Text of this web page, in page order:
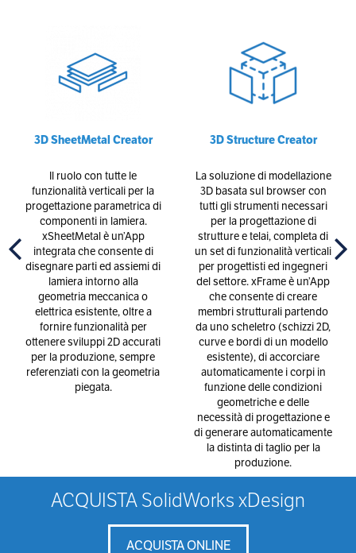
3D SheetMetal Creator
Il ruolo con tutte le
funzionalità verticali per la
progettazione parametrica di
componenti in lamiera.
xSheetMetal è un’App
integrata che consente di
disegnare parti ed assiemi di
lamiera intorno alla
geometria meccanica o
elettrica esistente, oltre a
fornire funzionalità per
ottenere sviluppi 2D accurati
per la produzione, sempre
referenziati con la geometria
piegata.
3D Structure Creator
La soluzione di modellazione
3D basata sul browser con
tutti gli strumenti necessari
per la progettazione di
strutture e telai, completa di
un set di funzionalità verticali
per progettisti ed ingegneri
del settore. xFrame è un’App
che consente di creare
membri strutturali partendo
da uno scheletro (schizzi 2D,
curve e bordi di un modello
esistente), di accorciare
automaticamente i corpi in
funzione delle condizioni
geometriche e delle
necessità di progettazione e
di generare automaticamente
la distinta di taglio per la
produzione.
ACQUISTA SolidWorks xDesign
ACQUISTA ONLINE